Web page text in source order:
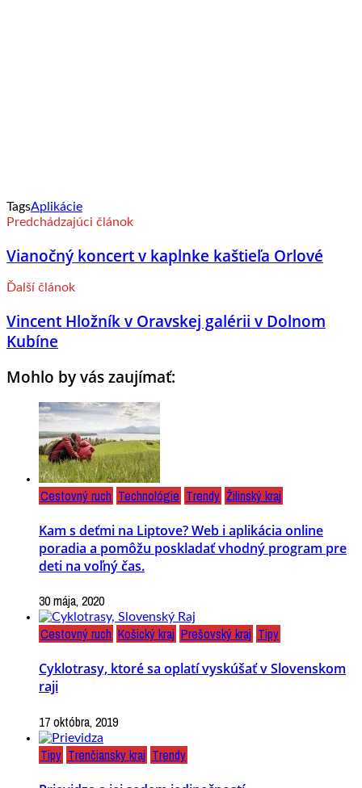
TagsAplikácie
Predchádzajúci článok
Vianočný koncert v kaplnke kaštieľa Orlové
Ďalší článok
Vincent Hložník v Oravskej galérii v Dolnom
Kubíne
Mohlo by vás zaujímať:
Cestovný ruch Technológie Trendy Žilinský kraj
Kam s deťmi na Liptove? Web i aplikácia online
poradia a pomôžu poskladať vhodný program pre
deti na voľný čas.
30 mája, 2020
Cestovný ruch Košický kraj Prešovský kraj Tipy
Cyklotrasy, ktoré sa oplatí vyskúšať v Slovenskom
raji
17 októbra, 2019
Tipy Trenčiansky kraj Trendy